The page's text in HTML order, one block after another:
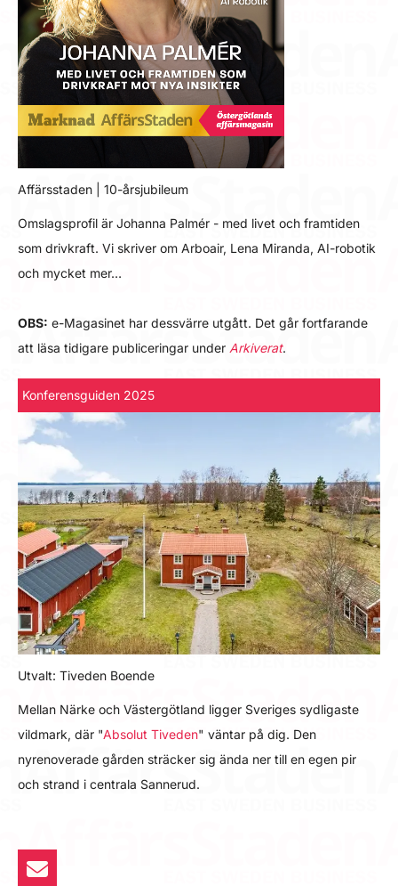
Affärsstaden | 10-årsjubileum
Omslagsprofil är Johanna Palmér - med livet och framtiden
som drivkraft. Vi skriver om Arboair, Lena Miranda, AI-robotik
och mycket mer…
OBS: e-Magasinet har dessvärre utgått. Det går fortfarande
att läsa tidigare publiceringar under Arkiverat.
Konferensguiden 2025
Utvalt: Tiveden Boende
Mellan Närke och Västergötland ligger Sveriges sydligaste
vildmark, där "Absolut Tiveden" väntar på dig. Den
nyrenoverade gården sträcker sig ända ner till en egen pir
och strand i centrala Sannerud.